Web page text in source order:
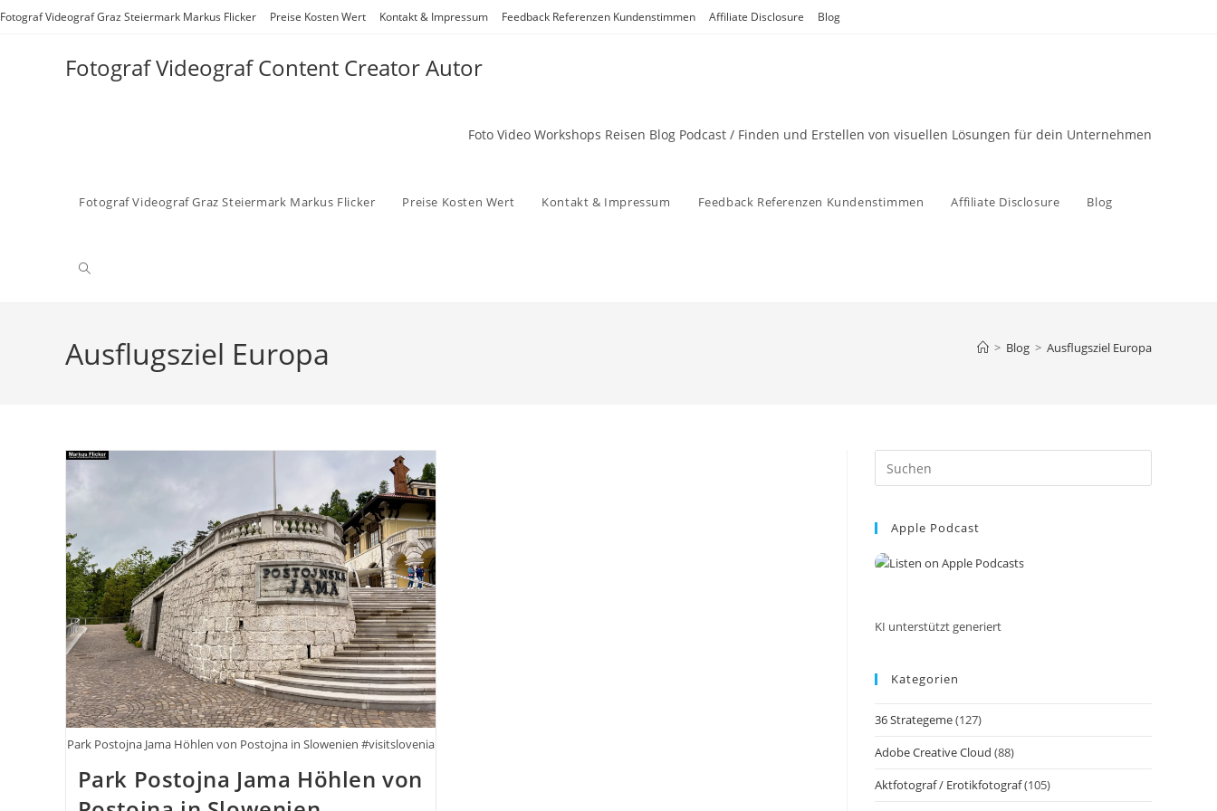
Zum
Fotograf Videograf Graz Steiermark Markus Flicker Preise Kosten Wert Kontakt & Impressum Feedback Referenzen Kundenstimmen Affiliate Disclosure Blog
Fotograf Videograf Content Creator Autor
Foto Video Workshops Reisen Blog Podcast / Finden und Erstellen von visuellen Lösungen für dein Unternehmen
Fotograf Videograf Graz Steiermark Markus Flicker Preise Kosten Wert Kontakt & Impressum Feedback Referenzen Kundenstimmen Affiliate Disclosure Blog
Website-
Ausflugsziel Europa > Blog > Ausflugsziel Europa
Park Postojna Jama Höhlen von Postojna in Slowenien #visitslovenia
Park Postojna Jama Höhlen von
Escape
Apple Podcast
KI unterstützt generiert
Kategorien
36 Strategeme(127)
Adobe Creative Cloud (88)
Aktfotograf / Erotikfotograf(105)